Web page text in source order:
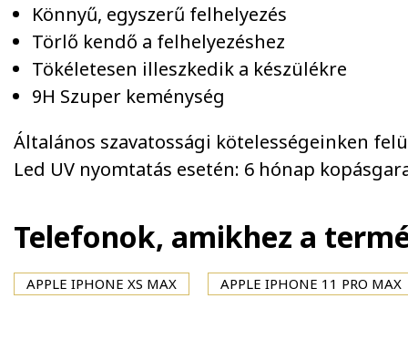
Könnyű, egyszerű felhelyezés
Törlő kendő a felhelyezéshez
Tökéletesen illeszkedik a készülékre
9H Szuper keménység
Általános szavatossági kötelességeinken
Led UV nyomtatás esetén: 6 hónap
Telefonok, amikhez a
APPLE IPHONE XS MAX APPLE IPHONE 11 PRO MAX